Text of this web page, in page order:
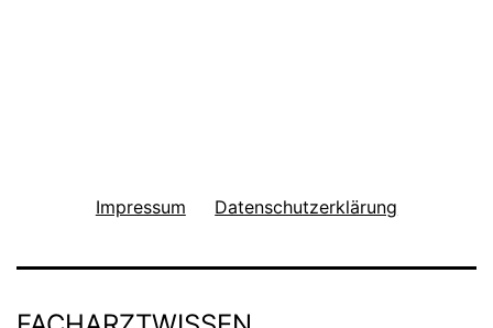
Impressum Datenschutzerklärung